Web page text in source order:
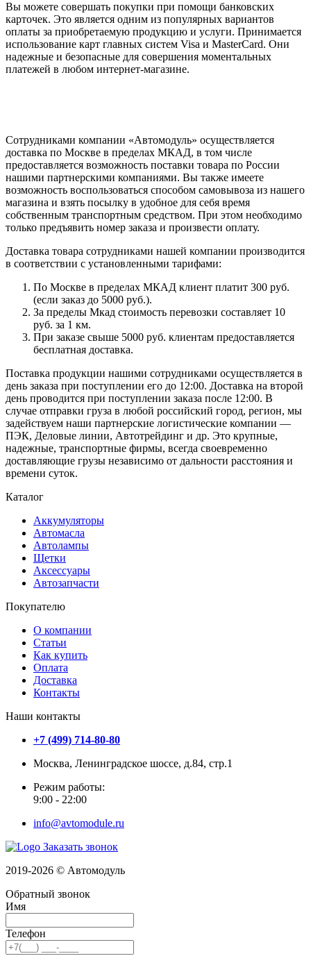
Вы можете совершать покупки при помощи банковских
карточек. Это является одним из популярных вариантов
оплаты за приобретаемую продукцию и услуги. Принимается
использование карт главных систем Visa и MasterCard. Они
надежные и безопасные для совершения моментальных
платежей в любом интернет-магазине.
Сотрудниками компании «Автомодуль» осуществляется
доставка по Москве в пределах МКАД, в том числе
предоставляется возможность поставки товара по России
нашими партнерскими компаниями. Вы также имеете
возможность воспользоваться способом самовывоза из нашего
магазина и взять посылку в удобное для себя время
собственным транспортным средством. При этом необходимо
только предъявить номер заказа и произвести оплату.
Доставка товара сотрудниками нашей компании производится
в соответствии с установленными тарифами:
По Москве в пределах МКАД клиент платит 300 руб.
(если заказ до 5000 руб.).
За пределы Мкад стоимость перевозки составляет 10
руб. за 1 км.
При заказе свыше 5000 руб. клиентам предоставляется
бесплатная доставка.
Поставка продукции нашими сотрудниками осуществляется в
день заказа при поступлении его до 12:00. Доставка на второй
день проводится при поступлении заказа после 12:00. В
случае отправки груза в любой российский город, регион, мы
задействуем наши партнерские логистические компании —
ПЭК, Деловые линии, Автотрейдинг и др. Это крупные,
надежные, транспортные фирмы, всегда своевременно
доставляющие грузы независимо от дальности расстояния и
времени суток.
Каталог
Аккумуляторы
Автомасла
Автолампы
Щетки
Аксессуары
Автозапчасти
Покупателю
О компании
Статьи
Как купить
Оплата
Доставка
Контакты
Наши контакты
+7 (499) 714-80-80
Москва, Ленинградское шоссе, д.84, стр.1
Режим работы:
9:00 - 22:00
info@avtomodule.ru
Заказать звонок
2019-2026 © Автомодуль
Обратный звонок
Имя
Телефон